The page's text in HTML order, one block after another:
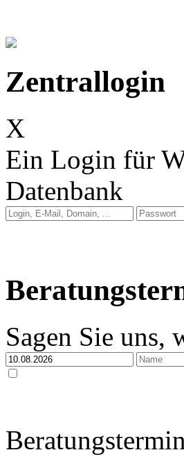
Zentrallogin
X
Ein Login für
Datenbank
Sagen Sie uns,